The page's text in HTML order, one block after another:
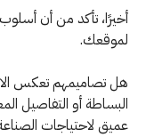
أخيرًا، تأكد من أن
لموقعك.
هل تصاميمهم تعكس
البساطة أو التفاصيل
عميق لاحتياجات